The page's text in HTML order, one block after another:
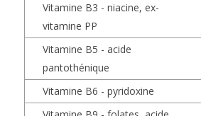
Vitamine B3 - niacine, ex-
vitamine PP
Vitamine B5 - acide
pantothénique
Vitamine B6 - pyridoxine